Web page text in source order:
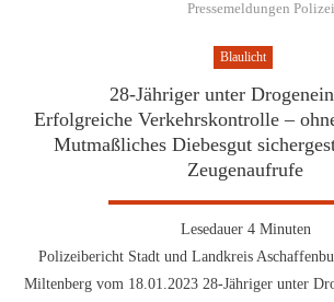
Pressemeldungen
Blaulicht
28-Jähriger unter
Erfolgreiche Verkehrskontrolle –
Mutmaßliches Diebesgut
Zeugenaufrufe
Lesedauer 4 Minuten
Polizeibericht Stadt und Landkreis
Miltenberg vom 18.01.2023 28-Jähriger unter